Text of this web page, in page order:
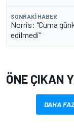
SONRAKI HABER
Norris: "Cuma
edilmedi"
ÖNE ÇIKAN
DAHA